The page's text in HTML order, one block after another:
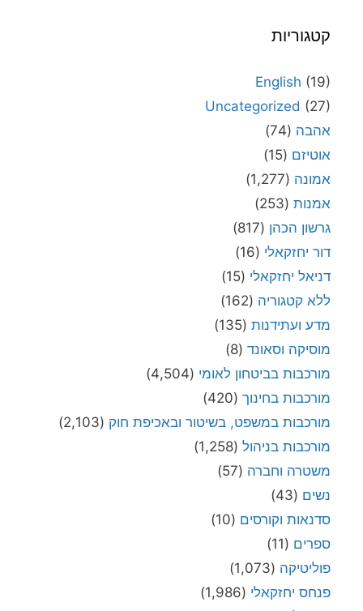
קטגוריות
English (19)
Uncategorized (27)
אהבה (74)
אוטיזם (15)
אמונה (1,277)
אמנות (253)
גרשון הכהן (817)
דור יחזקאלי (16)
דניאל יחזקאלי (15)
ללא קטגוריה (162)
מדע ועתידנות (135)
מוסיקה וסאונד (8)
מורכבות בביטחון לאומי (4,504)
מורכבות בחינוך (420)
מורכבות במשפט, בשיטור ובאכיפת חוק (2,103)
מורכבות בניהול (1,258)
משטרה וחברה (57)
נשים (43)
סדנאות וקורסים (10)
ספרים (11)
פוליטיקה (1,073)
פנחס יחזקאלי (1,986)